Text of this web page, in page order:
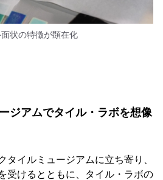
面状の特徴が顕在化
ジアムでタイル・ラボを想像
タイルミュージアムに立ち寄り、
受けるとともに、タイル・ラボの